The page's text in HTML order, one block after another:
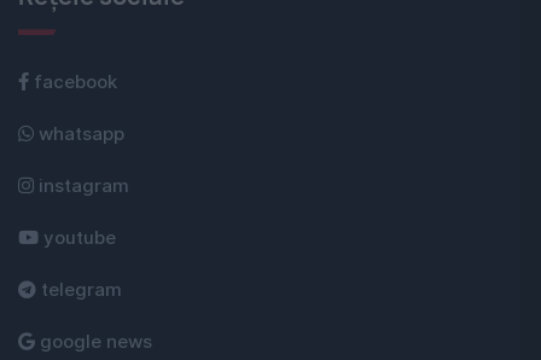
facebook
whatsapp
instagram
youtube
telegram
google news